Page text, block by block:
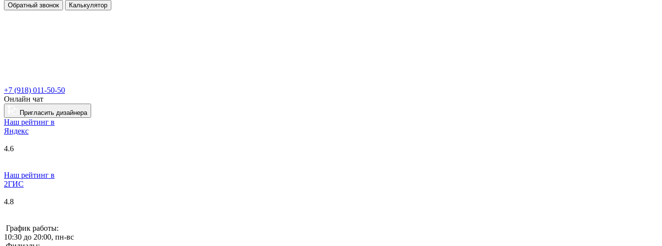
Обратный звонок Калькулятор
+7 (918) 011-50-50
Онлайн чат
Пригласить дизайнера
Наш рейтинг в
Яндекс
4.6
Наш рейтинг в
2ГИС
4.8
График работы:
10:30 до 20:00, пн-вс